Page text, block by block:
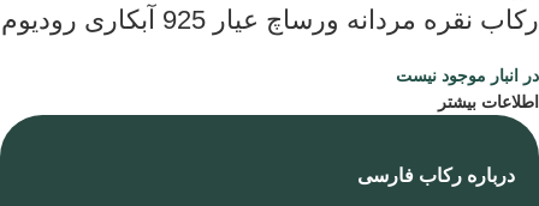
رکاب نقره مردانه ورساچ عیار 925 آبکاری رودیوم
در انبار موجود نیست
اطلاعات بیشتر
درباره رکاب فارسی